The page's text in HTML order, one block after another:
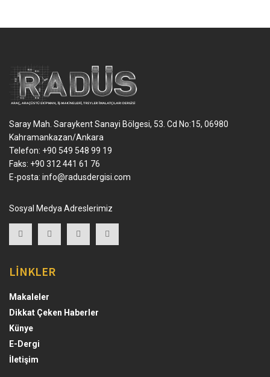
Saray Mah. Saraykent Sanayi Bölgesi, 53. Cd No:15, 06980
Kahramankazan/Ankara
Telefon: +90 549 548 99 19
Faks: +90 312 441 61 76
E-posta: info@radusdergisi.com
Sosyal Medya Adreslerimiz
LİNKLER
Makaleler
Dikkat Çeken Haberler
Künye
E-Dergi
İletişim